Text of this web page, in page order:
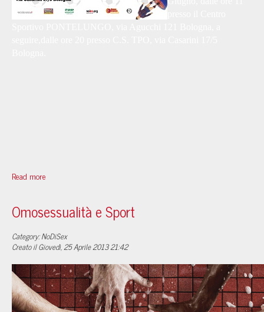
Read more
Omosessualità e Sport
Category: NoDiSex
Creato il Giovedì, 25 Aprile 2013 21:42